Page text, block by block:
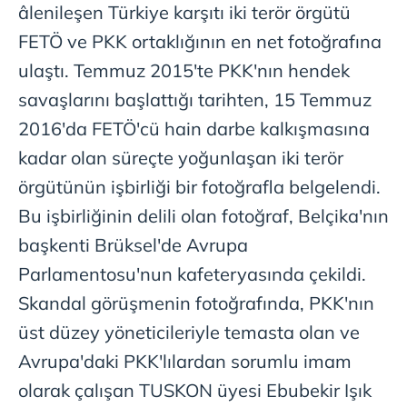
âlenileşen Türkiye karşıtı iki terör örgütü
FETÖ ve PKK ortaklığının en net fotoğrafına
ulaştı. Temmuz 2015'te PKK'nın hendek
savaşlarını başlattığı tarihten, 15 Temmuz
2016'da FETÖ'cü hain darbe kalkışmasına
kadar olan süreçte yoğunlaşan iki terör
örgütünün işbirliği bir fotoğrafla belgelendi.
Bu işbirliğinin delili olan fotoğraf, Belçika'nın
başkenti Brüksel'de Avrupa
Parlamentosu'nun kafeteryasında çekildi.
Skandal görüşmenin fotoğrafında, PKK'nın
üst düzey yöneticileriyle temasta olan ve
Avrupa'daki PKK'lılardan sorumlu imam
olarak çalışan TUSKON üyesi Ebubekir Işık